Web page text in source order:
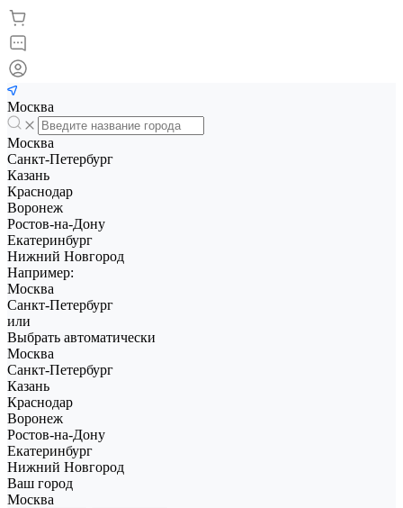
Москва
Москва
Санкт-Петербург
Казань
Краснодар
Воронеж
Ростов-на-Дону
Екатеринбург
Нижний Новгород
Например:
Москва
Санкт-Петербург
или
Выбрать автоматически
Москва
Санкт-Петербург
Казань
Краснодар
Воронеж
Ростов-на-Дону
Екатеринбург
Нижний Новгород
Ваш город
Москва